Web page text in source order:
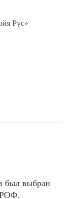
Рус»
был выбран